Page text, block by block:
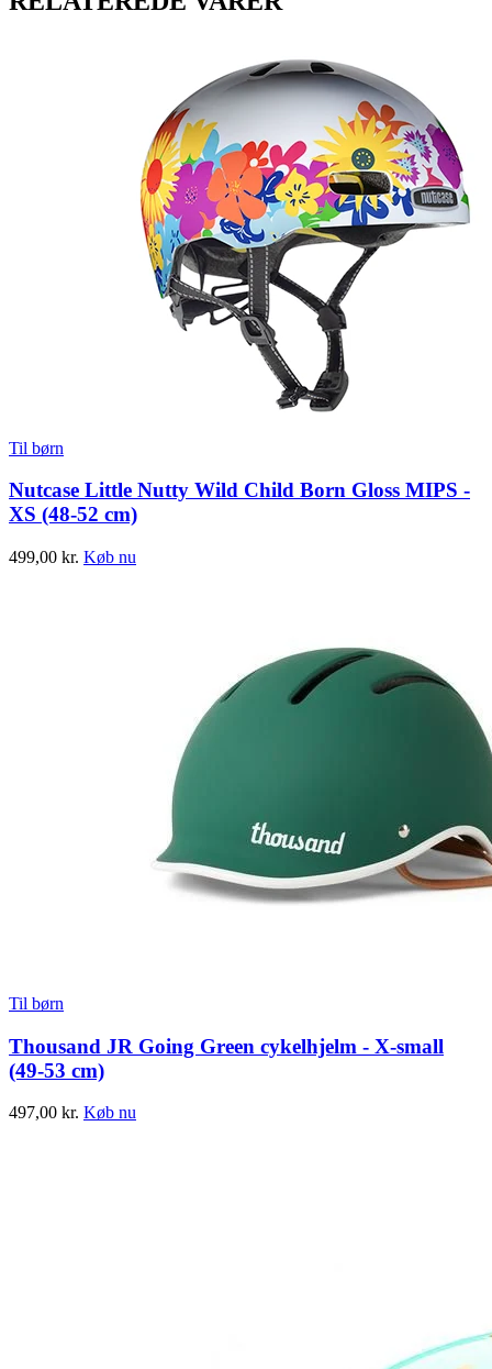
Til børn
Nutcase Little Nutty Wild Child Born Gloss MIPS -
XS (48-52 cm)
499,00 kr. Køb nu
Til børn
Thousand JR Going Green cykelhjelm - X-small
(49-53 cm)
497,00 kr. Køb nu